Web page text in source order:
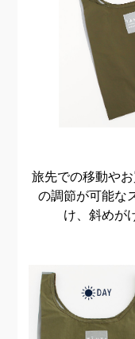
旅先での移動や
の調節が可能な
け、斜めが